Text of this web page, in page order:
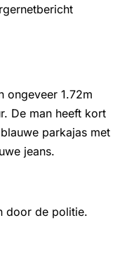
ongeveer 1.72m
De man heeft kort
parkajas met
jeans.
door de politie.